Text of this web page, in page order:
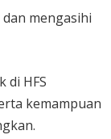
mengasihi
di HFS
kemampuan